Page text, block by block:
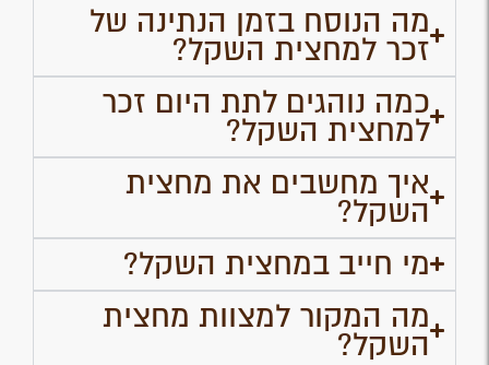
מה הנוסח בזמן הנתינה של
זכר למחצית השקל?
כמה נוהגים לתת היום זכר
למחצית השקל?
איך מחשבים את מחצית
השקל?
מי חייב במחצית השקל?
מה המקור למצוות מחצית
השקל?